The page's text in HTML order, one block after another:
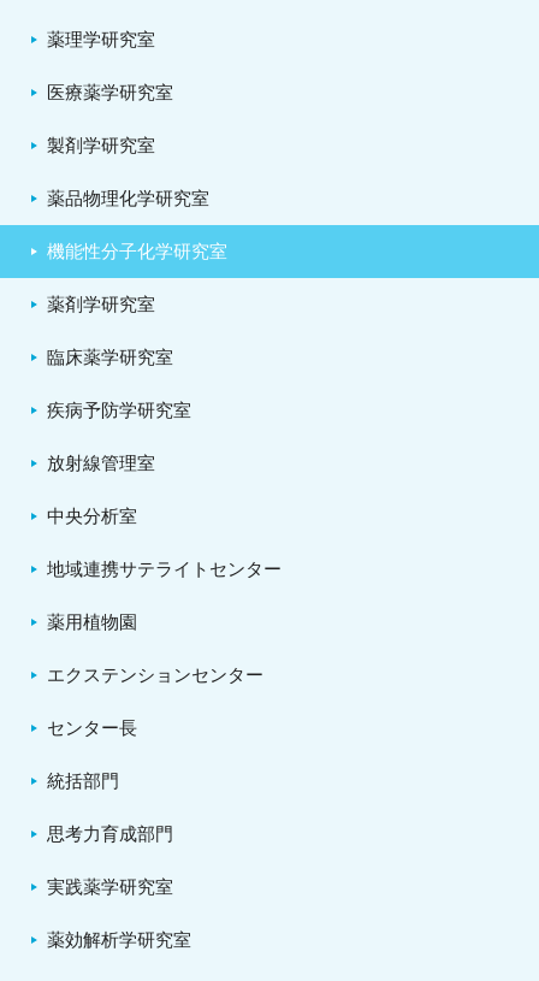
薬理学研究室
医療薬学研究室
製剤学研究室
薬品物理化学研究室
機能性分子化学研究室
薬剤学研究室
臨床薬学研究室
疾病予防学研究室
放射線管理室
中央分析室
地域連携サテライトセンター
薬用植物園
エクステンションセンター
センター長
統括部門
思考力育成部門
実践薬学研究室
薬効解析学研究室